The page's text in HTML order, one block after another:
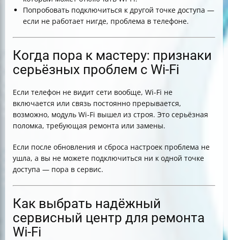
Попробовать подключиться к другой точке доступа —
если не работает нигде, проблема в телефоне.
Когда пора к мастеру: признаки
серьёзных проблем с Wi-Fi
Если телефон не видит сети вообще, Wi-Fi не
включается или связь постоянно прерывается,
возможно, модуль Wi-Fi вышел из строя. Это серьёзная
поломка, требующая ремонта или замены.
Если после обновления и сброса настроек проблема не
ушла, а вы не можете подключиться ни к одной точке
доступа — пора в сервис.
Как выбрать надёжный
сервисный центр для ремонта
Wi-Fi